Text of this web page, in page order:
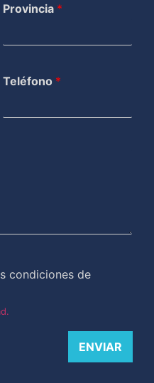
Provincia *
Teléfono *
condiciones de
ENVIAR